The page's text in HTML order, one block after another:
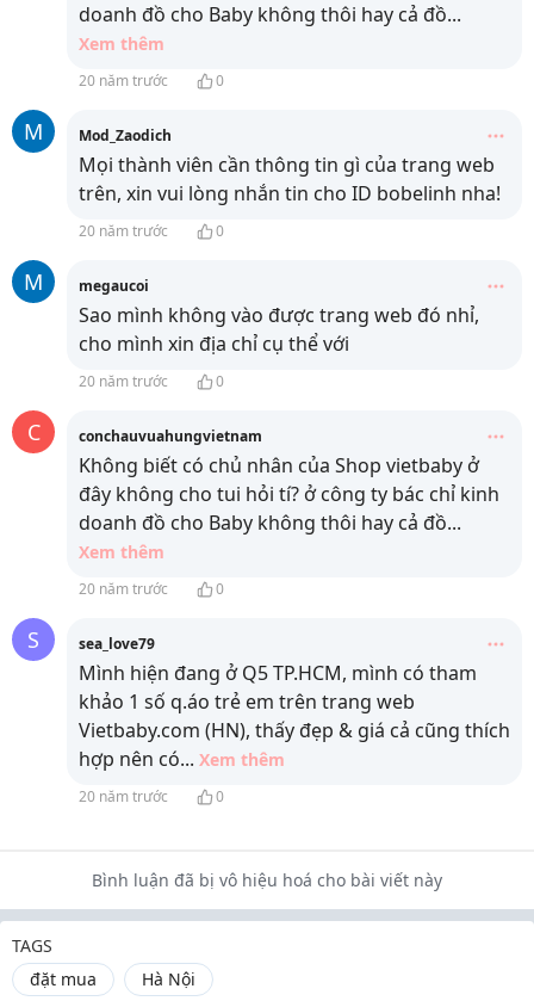
doanh đồ cho Baby không thôi hay cả đồ...
Xem thêm
20 năm trước 0
M Mod_Zaodich
Mọi thành viên cần thông tin gì của trang web
trên, xin vui lòng nhắn tin cho ID bobelinh nha!
20 năm trước 0
M megaucoi
Sao mình không vào được trang web đó nhỉ,
cho mình xin địa chỉ cụ thể với
20 năm trước 0
C conchauvuahungvietnam
Không biết có chủ nhân của Shop vietbaby ở
đây không cho tui hỏi tí? ở công ty bác chỉ kinh
doanh đồ cho Baby không thôi hay cả đồ...
Xem thêm
20 năm trước 0
S sea_love79
Mình hiện đang ở Q5 TP.HCM, mình có tham
khảo 1 số q.áo trẻ em trên trang web
Vietbaby.com (HN), thấy đẹp & giá cả cũng thích
hợp nên có... Xem thêm
20 năm trước 0
Bình luận đã bị vô hiệu hoá cho bài viết này
TAGS
đặt mua
Hà Nội